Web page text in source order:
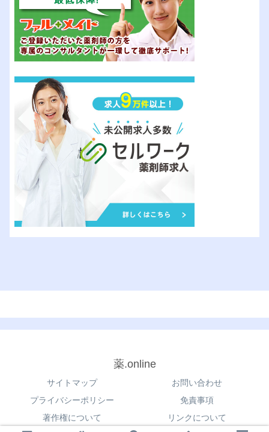
薬.online
サイトマップ
お問い合わせ
プライバシーポリシー
免責事項
著作権について
リンクについて